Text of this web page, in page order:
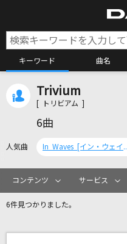
キーワード 曲名
カラオ
Trivium
[ トリビアム ]
6曲
人気曲 In Waves [イ
コンテンツ サービス
6件見つかりました。